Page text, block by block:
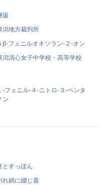
逅
潟地方裁判所
β‐フェニルオキソラン‐２‐オン
潟清心女子中学校・高等学校
‐フェニル‐４‐ニトロ‐３‐ペンタ
ン
とすっぽん
れ鍋に綴じ蓋